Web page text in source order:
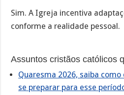
Sim. A Igreja incentiva
conforme a realidade pessoal.
Assuntos cristãos católicos
Quaresma 2026, saiba
se preparar para esse